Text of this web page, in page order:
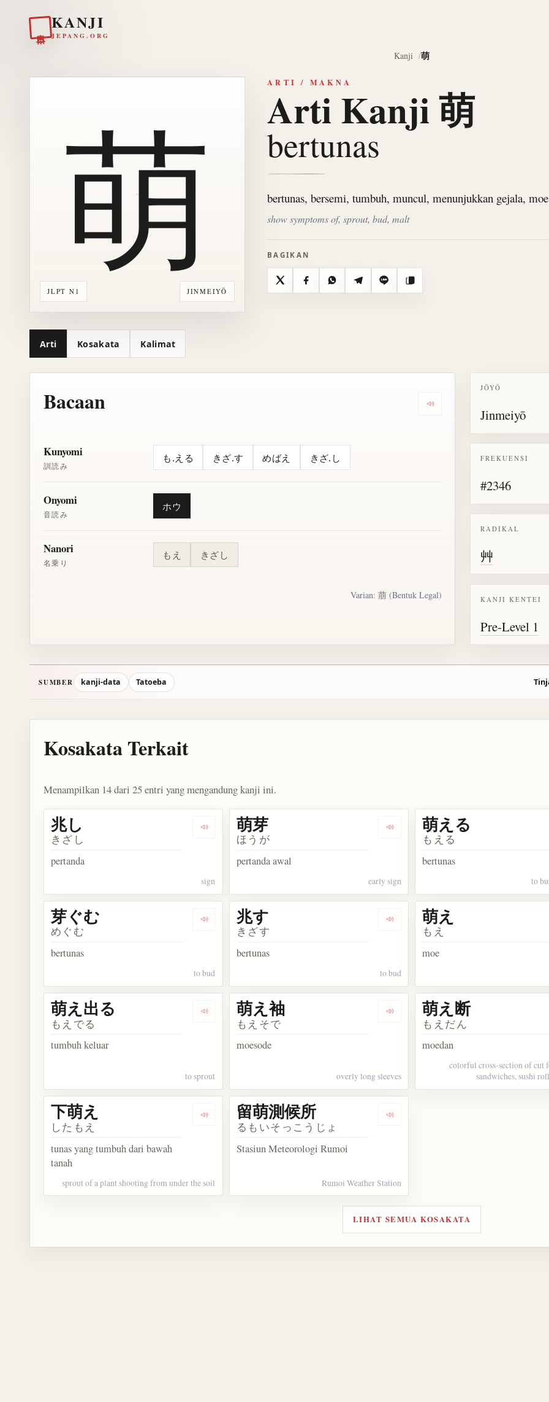
KANJI
JEPANG.ORG
Kanji 萌
JLPT N1 JINMEIYŌ
萌
ARTI / MAKNA
Arti Kanji 萌
bertunas
bertunas, bersemi, tumbuh, muncul, menunjukkan gejala,
show symptoms of, sprout, bud, malt
BAGIKAN
X FacebookWhatsAppTelegramLine Salin
Arti Kosakata Kalimat
Bacaan Dengarkan semua bacaan
Kunyomi
訓読み
も.える きざ.す めばえ きざ.し
Onyomi
音読み
ホウ
Nanori
名乗り
もえ きざし
Varian: 萠(Bentuk Legal)
JŌYŌ
Jinmeiyō
FREKUENSI
#2346
RADIKAL
艸
KANJI KENTEI
Pre-Level 1
SUMBER kanji-data Tatoeba
Kosakata Terkait
Menampilkan 14 dari 25 entri yang mengandung kanji ini.
Dengarkan kosakata 兆し
兆し
きざし
pertanda
sign
Dengarkan kosakata 萌芽
萌芽
ほうが
pertanda awal
early sign
萌える
もえる
bertunas
to
Dengarkan kosakata 芽ぐむ
芽ぐむ
めぐむ
bertunas
to bud
Dengarkan kosakata 兆す
兆す
きざす
bertunas
to bud
萌え
もえ
moe
Dengarkan kosakata 萌え出る
萌え出る
もえでる
tumbuh keluar
to sprout
Dengarkan kosakata 萌え袖
萌え袖
もえそで
moesode
overly long sleeves
萌え断
もえだん
moedan
colorful cross-section of cut
sandwiches, sushi
Dengarkan kosakata 下萌え
下萌え
したもえ
tunas yang tumbuh dari bawah
tanah
sprout of a plant shooting from under the soil
Dengarkan kosakata 留萌測候所
留萌測候所
るもいそっこうじょ
Stasiun Meteorologi Rumoi
Rumoi Weather Station
LIHAT SEMUA KOSAKATA